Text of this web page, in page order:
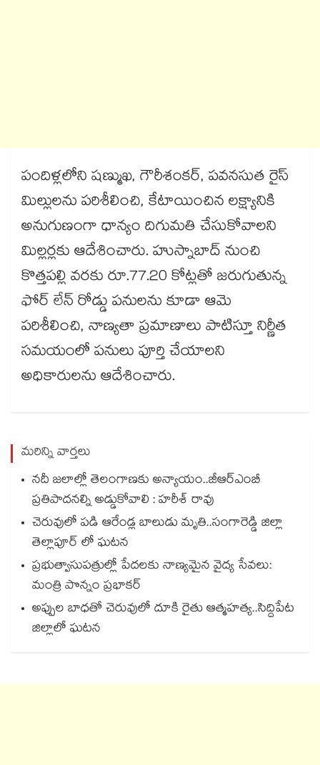
పందిళ్లలోని షణ్ముఖ, గౌరీశంకర్, పవనసుత రైస్
మిల్లులను పరిశీలించి, కేటాయించిన లక్ష్యానికి
అనుగుణంగా ధాన్యం దిగుమతి చేసుకోవాలని
మిల్లర్లకు ఆదేశించారు. హుస్నాబాద్ నుంచి
కొత్తపల్లి వరకు రూ.77.20 కోట్లతో జరుగుతున్న
ఫోర్ లేన్ రోడ్డు పనులను కూడా ఆమె
పరిశీలించి, నాణ్యతా ప్రమాణాలు పాటిస్తూ నిర్ణీత
సమయంలో పనులు పూర్తి చేయాలని
అధికారులను ఆదేశించారు.
మరిన్ని వార్తలు
నదీ జలాల్లో తెలంగాణకు అన్యాయం..జీఆర్ఎంబీ
ప్రతిపాదనల్ని అడ్డుకోవాలి : హరీశ్ రావు
చెరువులో పడి ఆరేండ్ల బాలుడు మృతి..సంగారెడ్డి జిల్లా
తెల్లాపూర్ లో ఘటన
ప్రభుత్వాసుపత్రుల్లో పేదలకు నాణ్యమైన వైద్య సేవలు:
మంత్రి పొన్నం ప్రభాకర్
అప్పుల బాధతో చెరువులో దూకి రైతు ఆత్మహత్య..సిద్దిపేట
జిల్లాలో ఘటన